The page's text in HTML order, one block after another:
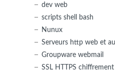
dev web
scripts shell bash
Nunux
Serveurs http web et
Groupware webmail
SSL HTTPS